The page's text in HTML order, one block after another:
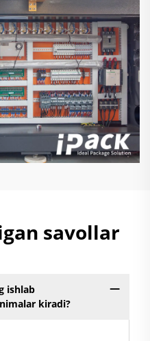
savollar
ishlab
kiradi?